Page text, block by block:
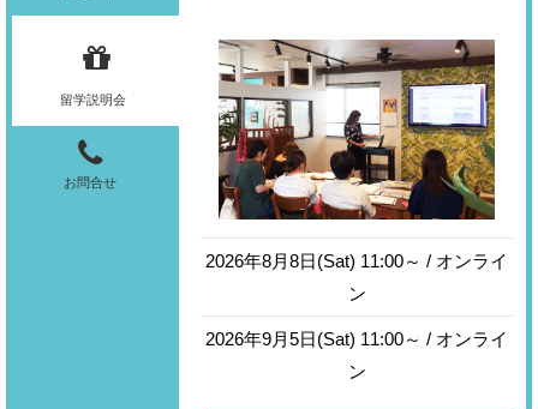
留学説明会
お問合せ
2026年8月8日(Sat) 11:00～ / オンライ
ン
2026年9月5日(Sat) 11:00～ / オンライ
ン